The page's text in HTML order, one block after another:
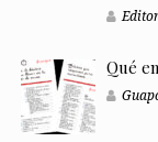
Qué